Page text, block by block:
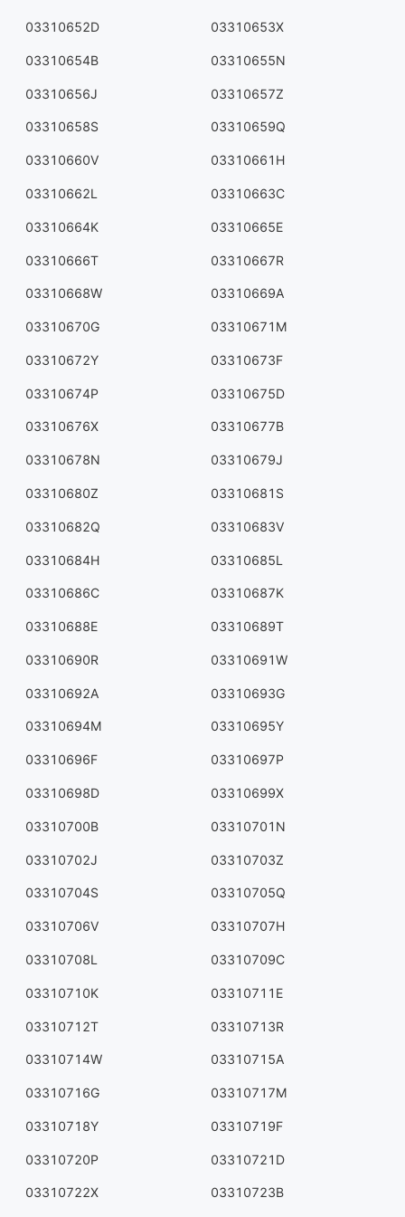
03310652D 03310653X
03310654B 03310655N
03310656J 03310657Z
03310658S 03310659Q
03310660V 03310661H
03310662L 03310663C
03310664K 03310665E
03310666T 03310667R
03310668W 03310669A
03310670G 03310671M
03310672Y 03310673F
03310674P 03310675D
03310676X 03310677B
03310678N 03310679J
03310680Z 03310681S
03310682Q 03310683V
03310684H 03310685L
03310686C 03310687K
03310688E 03310689T
03310690R 03310691W
03310692A 03310693G
03310694M 03310695Y
03310696F 03310697P
03310698D 03310699X
03310700B 03310701N
03310702J 03310703Z
03310704S 03310705Q
03310706V 03310707H
03310708L 03310709C
03310710K 03310711E
03310712T 03310713R
03310714W 03310715A
03310716G 03310717M
03310718Y 03310719F
03310720P 03310721D
03310722X 03310723B